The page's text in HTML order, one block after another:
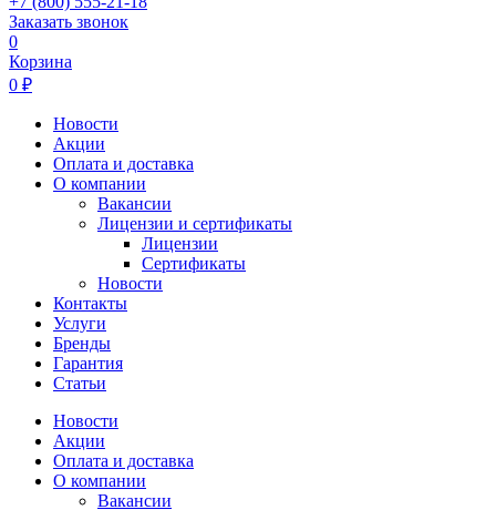
Заказать звонок
0
Корзина
0 ₽
Новости
Акции
Оплата и доставка
О компании
Вакансии
Лицензии и сертификаты
Лицензии
Сертификаты
Новости
Контакты
Услуги
Бренды
Гарантия
Статьи
Новости
Акции
Оплата и доставка
О компании
Вакансии